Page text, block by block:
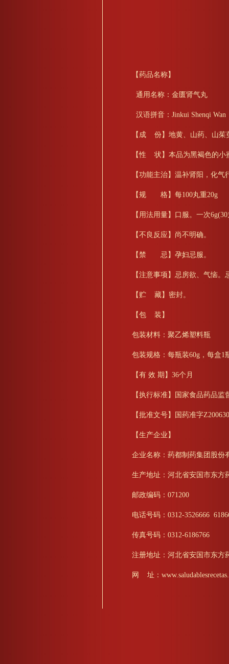
【药品名称】
通用名称：金匮肾气丸
汉语拼音：Jinkui Shenqi Wan
【成 份】地黄、山药、山茱
【性 状】本品为黑褐色的小
【功能主治】温补肾阳，化
【规 格】每100丸重20g
【用法用量】口服。一次
【不良反应】尚不明确。
【禁 忌】孕妇忌服。
【注意事项】忌房欲、气恼。
【贮 藏】密封。
【包 装】
包装材料：聚乙烯塑料瓶
包装规格：每瓶装60g，每盒1
【有 效 期】36个月
【执行标准】国家食品药品监
【批准文号】国药准字
【生产企业】
企业名称：药都制药集团股份
生产地址：河北省安国市东方
邮政编码：071200
电话号码：0312-3526666
传真号码：0312-6186766
注册地址：河北省安国市东方
网 址：